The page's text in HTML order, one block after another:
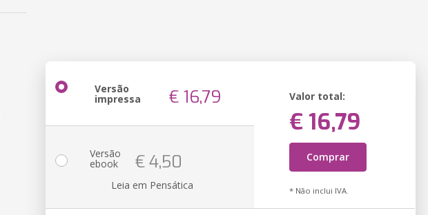
Versão
impressa € 16,79 Valor total:
€ 16,79
Comprar
* Não inclui IVA.
Versão
ebook € 4,50
Leia em Pensática